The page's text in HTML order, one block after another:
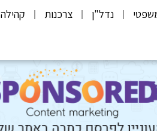
נדל"ן צרכנות קהילה